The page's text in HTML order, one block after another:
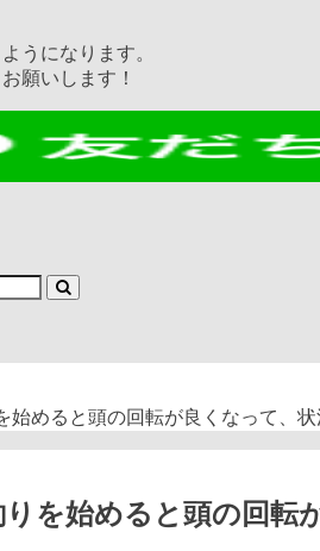
うになります。
願いします！
始めると頭の回転が良くなって、
りを始めると頭の回